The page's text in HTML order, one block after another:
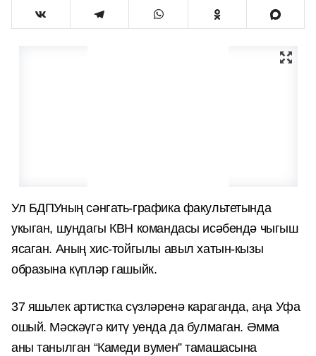
Ул БДПУның сәнгать-графика факультетында
укыган, шундагы КВН командасы исәбендә чыгыш
ясаган. Аның хис-тойгылы авыл хатын-кызы
образына күпләр гашыйк.
37 яшьлек артистка сүзләренә караганда, аңа Уфа
ошый. Мәскәүгә китү уенда да булмаган. Әмма
аны танылган “Камеди вумен” тамашасына